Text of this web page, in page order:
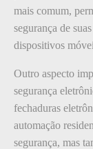
mais comum,
segurança de
dispositivos
Outro aspecto
segurança
fechaduras
automação
segurança, mas